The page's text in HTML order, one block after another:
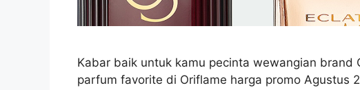
Kabar baik untuk kamu pecinta wewangian brand
parfum favorite di Oriflame harga promo Agustus